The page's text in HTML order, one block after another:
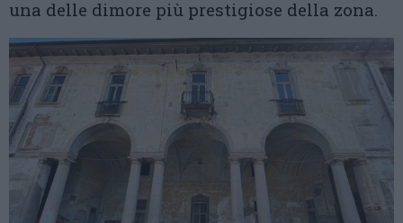
una delle dimore più prestigiose della zona.